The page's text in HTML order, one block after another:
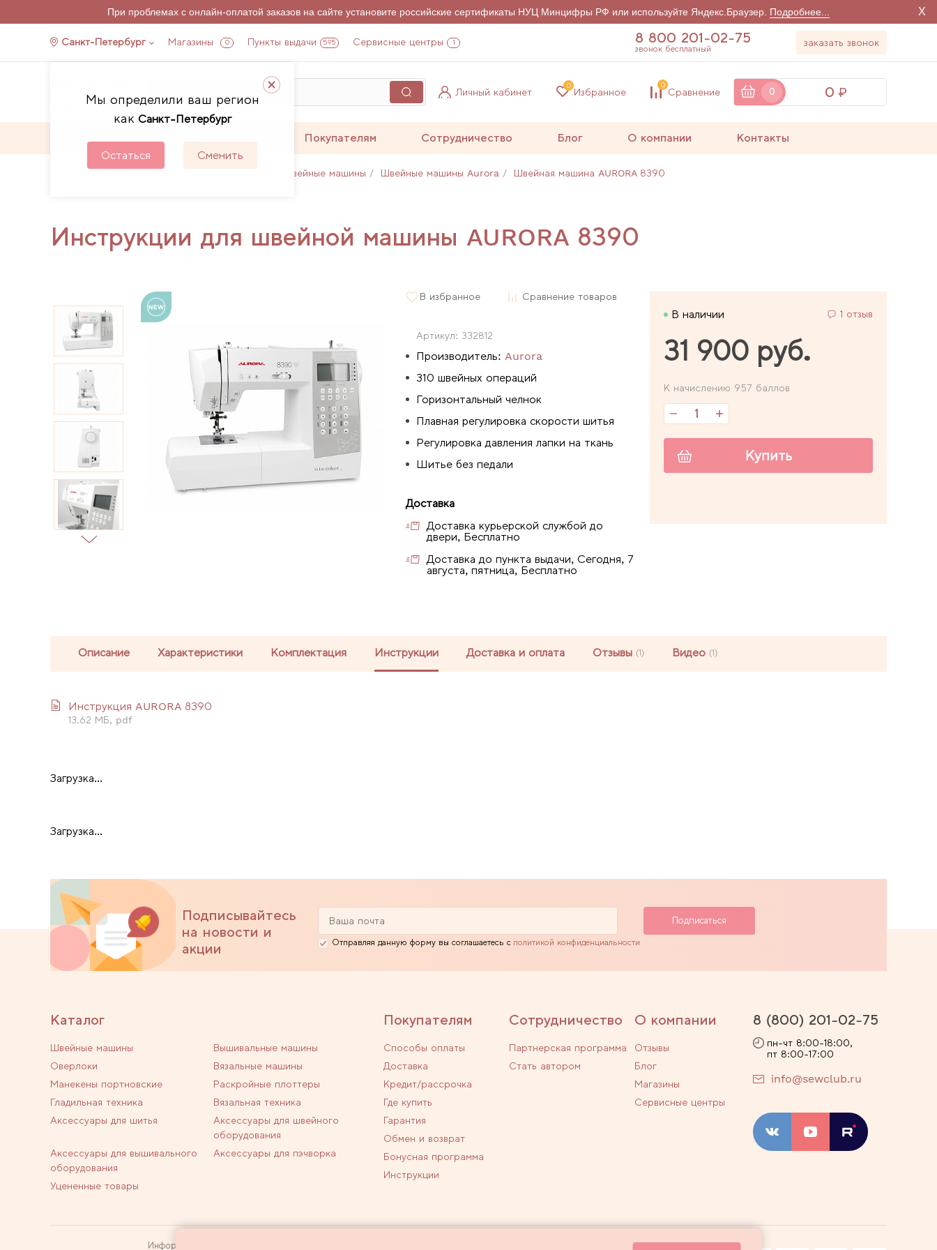
При проблемах с онлайн-оплатой заказов на сайте установите российские сертификаты НУЦ Минцифры РФ или используйте Яндекс.Браузер. Подробнее... X
Санкт-Петербург Магазины 0 Пункты выдачи 595 Сервисные центры 1
Мы определили ваш регион
как Санкт-Петербург
Остаться Сменить
8 800 201-02-75
звонок бесплатный
заказать звонок
Личный кабинет Избранное
0
Сравнение
0
0 0
Покупателям Сотрудничество Блог О компании Контакты
Каталог Швейное оборудование Швейные машины Швейные машины Aurora
Швейная машина AURORA 8390
Инструкции для швейной машины AURORA 8390
В избранное Сравнение товаров
Артикул: 332812
Производитель: Aurora
310 швейных операций
Горизонтальный челнок
Плавная регулировка скорости шитья
Регулировка давления лапки на ткань
Шитье без педали
Доставка
Доставка курьерской службой до
двери, Бесплатно
Доставка до пункта выдачи, Сегодня, 7
августа, пятница, Бесплатно
В наличии 1 отзыв
31 900 руб.
К начислению 957 баллов
Купить
Описание Характеристики Комплектация Инструкции Доставка и оплата Отзывы (1) Видео (1)
Инструкция AURORA 8390
13.62 МБ, pdf
Загрузка...
Загрузка...
Подписывайтесь
на новости и
акции
Отправляя данную форму вы соглашаетесь с политикой конфиденциальности
Каталог
Швейные машины
Вышивальные машины
Оверлоки
Вязальные машины
Манекены портновские
Раскройные плоттеры
Гладильная техника
Вязальная техника
Аксессуары для шитья
Аксессуары для швейного
оборудования
Аксессуары для вышивального
оборудования
Аксессуары для пэчворка
Уцененные товары
Покупателям
Способы оплаты
Доставка
Кредит/рассрочка
Где купить
Гарантия
Обмен и возврат
Бонусная программа
Инструкции
Сотрудничество
Партнерская программа
Стать автором
О компании
Отзывы
Блог
Магазины
Сервисные центры
8 (800) 201-02-75
пн-чт 8:00-18:00,
пт 8:00-17:00
info@sewclub.ru
Информация на сайте не является публичной офертой. Политика конфиденциальности Договор оферты